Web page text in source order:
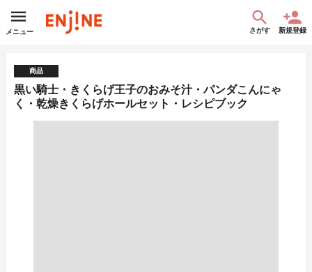
メニュー さがす 新規登録
商品
黒い騎士・きくらげ王子のおみそ汁・パンダこんにゃ
く・乾燥きくらげホールセット・レシピブック